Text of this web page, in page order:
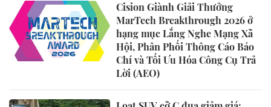
Cision Giành Giải Thưởng
MarTech Breakthrough 2026 ở
hạng mục Lắng Nghe Mạng Xã
Hội, Phân Phối Thông Cáo Báo
Chí và Tối Ưu Hóa Công Cụ Trả
Lời (AEO)